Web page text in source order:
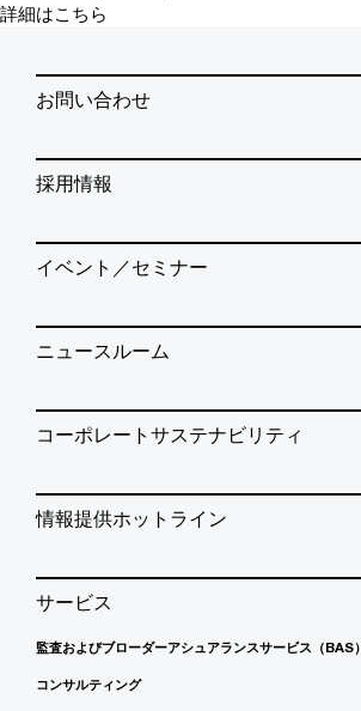
詳細はこちら
お問い合わせ
採用情報
イベント／セミナー
ニュースルーム
コーポレートサステナビリティ
情報提供ホットライン
サービス
監査およびブローダーアシュアランスサービス（BAS）
コンサルティング